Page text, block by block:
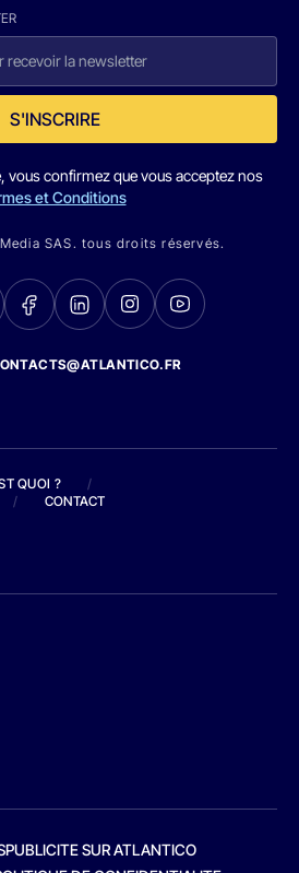
S'INSCRIRE
vous confirmez que vous acceptez nos
et Conditions
SAS. tous droits réservés.
QUOI ?
/
/ CONTACT
PUBLICITE SUR ATLANTICO